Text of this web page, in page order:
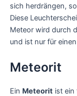
sich herdrängen,
Diese
Meteor wird durch
und ist nur für
Meteorit
Ein Meteorit ist ein